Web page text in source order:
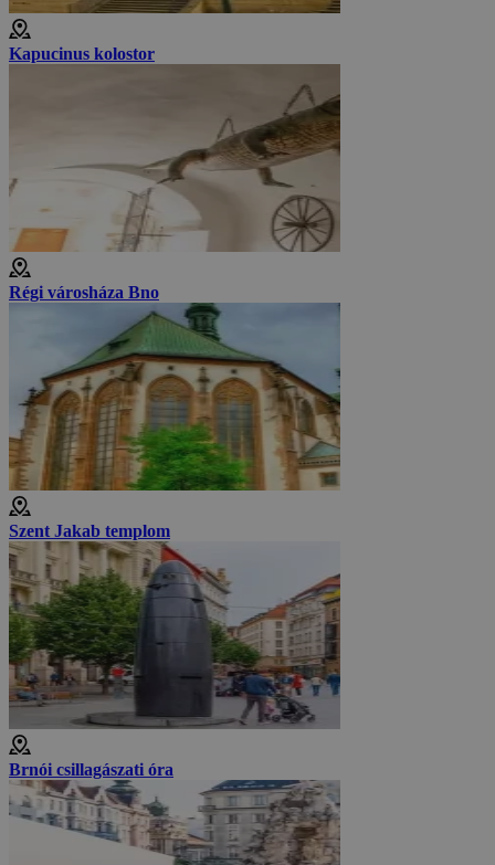
Kapucinus kolostor
Régi városháza Bno
Szent Jakab templom
Brnói csillagászati óra